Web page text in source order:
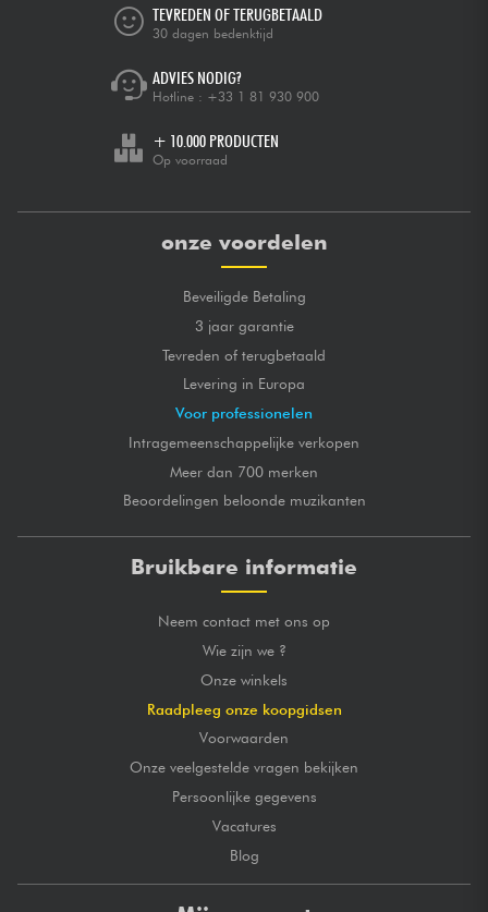
TEVREDEN OF TERUGBETAALD
30 dagen bedenktijd
ADVIES NODIG?
Hotline : +33 1 81 930 900
+ 10.000 PRODUCTEN
Op voorraad
onze voordelen
Beveiligde Betaling
3 jaar garantie
Tevreden of terugbetaald
Levering in Europa
Voor professionelen
Intragemeenschappelijke verkopen
Meer dan 700 merken
Beoordelingen beloonde muzikanten
Bruikbare informatie
Neem contact met ons op
Wie zijn we ?
Onze winkels
Raadpleeg onze koopgidsen
Voorwaarden
Onze veelgestelde vragen bekijken
Persoonlijke gegevens
Vacatures
Blog